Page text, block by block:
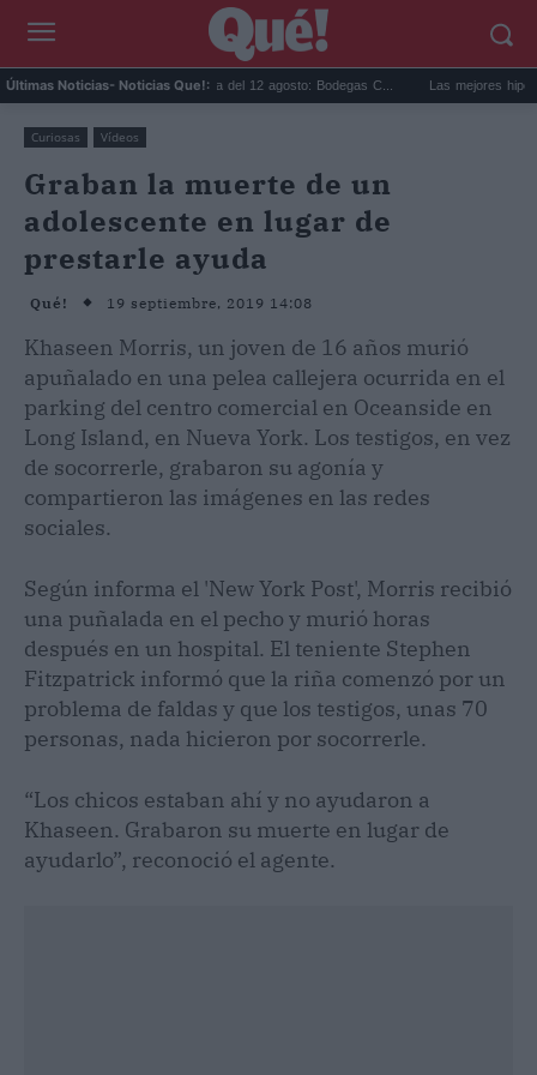
Últimas Noticias- Noticias Que!:
Eclipse solar en Cariñena del 12 agosto: Bodegas C... Las mejores
Curiosas Vídeos
Graban la muerte de un
adolescente en lugar de
prestarle ayuda
Qué! 19 septiembre, 2019 14:08
Khaseen Morris, un joven de 16 años murió
apuñalado en una pelea callejera ocurrida en el
parking del centro comercial en Oceanside en
Long Island, en Nueva York. Los testigos, en vez
de socorrerle, grabaron su agonía y
compartieron las imágenes en las redes
sociales.
Según informa el 'New York Post', Morris recibió
una puñalada en el pecho y murió horas
después en un hospital. El teniente Stephen
Fitzpatrick informó que la riña comenzó por un
problema de faldas y que los testigos, unas 70
personas, nada hicieron por socorrerle.
“Los chicos estaban ahí y no ayudaron a
Khaseen. Grabaron su muerte en lugar de
ayudarlo”, reconoció el agente.